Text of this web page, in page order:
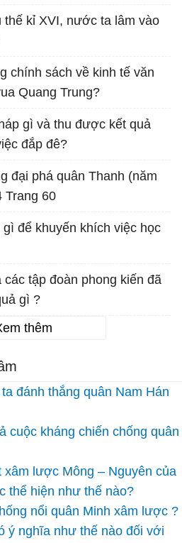
thế kỉ XVI, nước ta lâm vào
chính sách về kinh tế văn
Quang Trung?
gì và thu được kết quả
đắp đê?
đại phá quân Thanh (năm
Trang 60
để khuyến khích việc học
tập đoàn phong kiến đã
gì ?
thêm
đánh thắng quân Nam Hán
cuộc kháng chiến chống quân
xâm lược Mông – Nguyên của
thể hiện như thế nào?
nổi quân Minh xâm lược ?
ý nghĩa như thế nào đối với